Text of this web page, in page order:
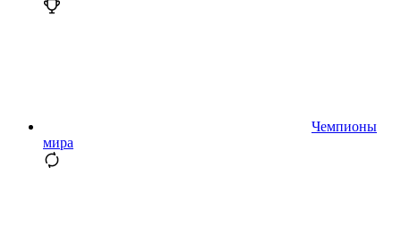
Чемпионы
мира